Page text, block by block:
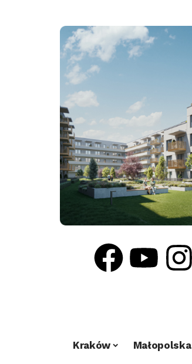
Kraków Małopolska